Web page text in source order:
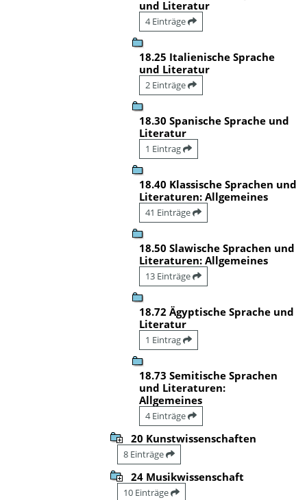
und Literatur
4 Einträge
18.25 Italienische Sprache
und Literatur
2 Einträge
18.30 Spanische Sprache und
Literatur
1 Eintrag
18.40 Klassische Sprachen und
Literaturen: Allgemeines
41 Einträge
18.50 Slawische Sprachen und
Literaturen: Allgemeines
13 Einträge
18.72 Ägyptische Sprache und
Literatur
1 Eintrag
18.73 Semitische Sprachen
und Literaturen:
Allgemeines
4 Einträge
20 Kunstwissenschaften
8 Einträge
24 Musikwissenschaft
10 Einträge